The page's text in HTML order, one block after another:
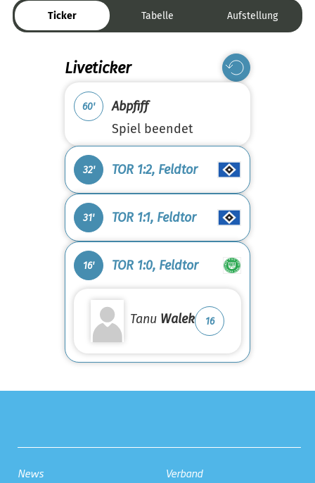
Ticker Tabelle Aufstellung
Liveticker
60'
Abpfiff
Spiel beendet
32' TOR 1:2, Feldtor
31' TOR 1:1, Feldtor
16' TOR 1:0, Feldtor
Tanu Walek 16
News Verband